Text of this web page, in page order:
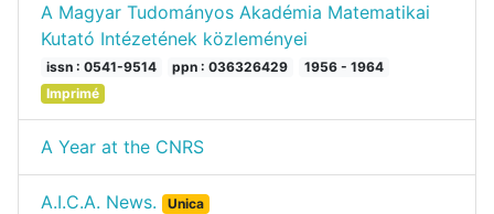
A Magyar Tudományos Akadémia Matematikai
Kutató Intézetének közleményei
issn : 0541-9514 ppn : 036326429
1956 - 1964
Imprimé
A Year at the CNRS
A.I.C.A. News.
Unica